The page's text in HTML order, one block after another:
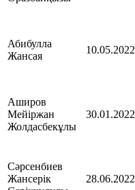
Абибулла
Жансая
10.05.2022
Аширов
Мейіржан
Жолдасбекұлы
30.01.2022
Сәрсенбиев
Жансерік
28.06.2022